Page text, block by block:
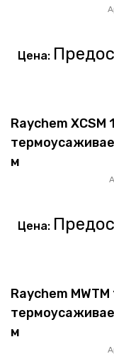
Цена:
Raychem
м
Цена:
Raychem
м